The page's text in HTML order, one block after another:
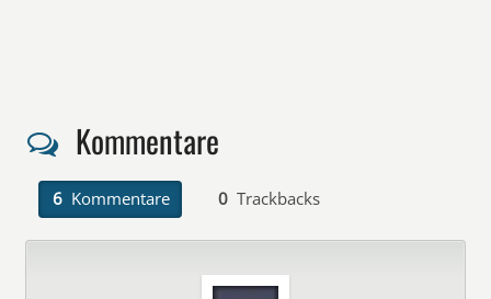
Kommentare
6 Kommentare 0 Trackbacks